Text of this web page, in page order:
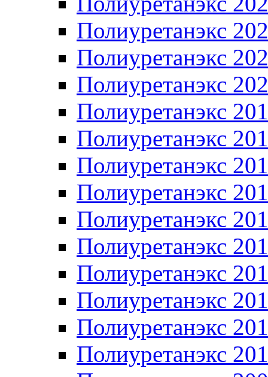
Полиуретанэкс
Полиуретанэкс
Полиуретанэкс
Полиуретанэкс
Полиуретанэкс
Полиуретанэкс
Полиуретанэкс
Полиуретанэкс
Полиуретанэкс
Полиуретанэкс
Полиуретанэкс
Полиуретанэкс
Полиуретанэкс